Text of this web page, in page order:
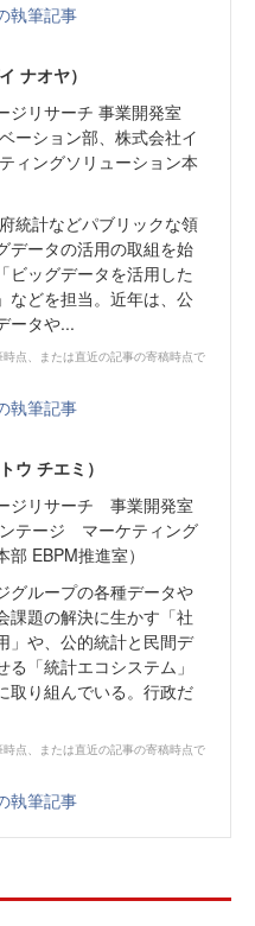
執筆記事
ナオヤ）
ジリサーチ 事業開発室
ーション部、株式会社イ
ィングソリューション本
統計などパブリックな領
データの活用の取組を始
ビッグデータを活用した
などを担当。近年は、公
ータや...
点、または直近の記事の寄稿時点で
執筆記事
ウ チエミ）
ジリサーチ 事業開発室
ンテージ マーケティング
EBPM推進室）
グループの各種データや
課題の解決に生かす「社
」や、公的統計と民間デ
る「統計エコシステム」
取り組んでいる。行政だ
点、または直近の記事の寄稿時点で
執筆記事